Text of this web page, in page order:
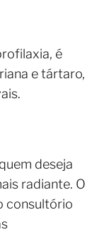
é
e tártaro,
deseja
radiante. O
consultório